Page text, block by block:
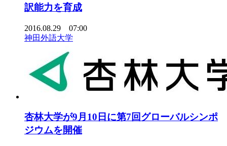
訳能力を育成
2016.08.29 07:00
神田外語大学
杏林大学が9月10日に第7回グローバルシンポ
ジウムを開催